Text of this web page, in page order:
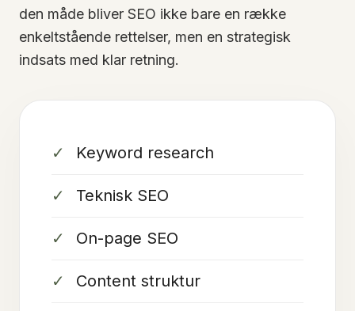
den måde bliver SEO ikke bare en række
enkeltstående rettelser, men en strategisk
indsats med klar retning.
Keyword research
Teknisk SEO
On-page SEO
Content struktur